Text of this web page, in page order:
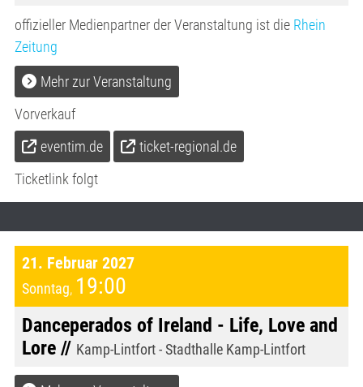
offizieller Medienpartner der Veranstaltung ist die Rhein
Zeitung
Mehr zur Veranstaltung
Vorverkauf
eventim.de
ticket-regional.de
Ticketlink folgt
21. Februar 2027
Sonntag, 19:00
Danceperados of Ireland - Life, Love and
Lore // Kamp-Lintfort - Stadthalle Kamp-Lintfort